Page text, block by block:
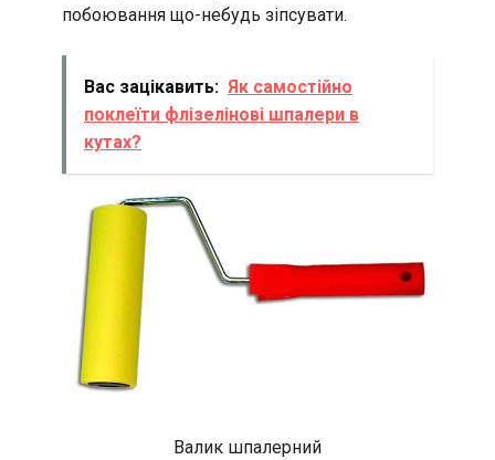
побоювання що-небудь зіпсувати.
Вас зацікавить: Як самостійно
поклеїти флізелінові шпалери в
кутах?
Валик шпалерний